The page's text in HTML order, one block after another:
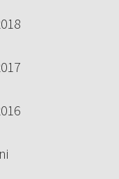
FESTIVAL